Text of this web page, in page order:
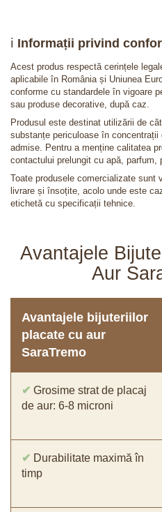
ℹ️ Informații privind
Acest produs respectă cerințele
aplicabile în România și Uniunea
conforme cu standardele în vigoare
sau produse decorative, după caz.
Produsul este destinat utilizării de
substanțe periculoase în
admise. Pentru a menține calitatea
contactului prelungit cu apă, parfum,
Toate produsele comercializate sunt
livrare și însoțite, acolo unde este
etichetă cu specificații tehnice.
Avantajele
Aur
Avantajele bijuteriilor
placate cu aur
SaraTremo
✔ Grosime strat de placaj
de aur: 6-8 microni
✔ Durabilitate maximă în
timp